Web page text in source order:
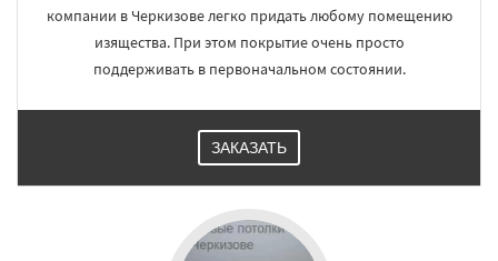
компании в Черкизове легко придать любому помещению
изящества. При этом покрытие очень просто
поддерживать в первоначальном состоянии.
ЗАКАЗАТЬ